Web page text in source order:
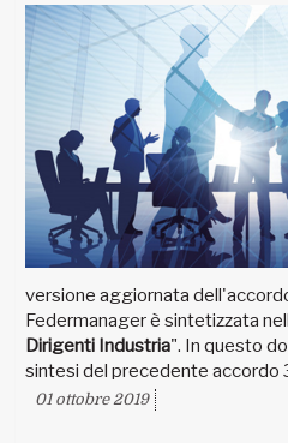
versione aggiornata
Federmanager è sintetizzata
Dirigenti Industria". In questo
sintesi del precedente accordo
01 ottobre 2019